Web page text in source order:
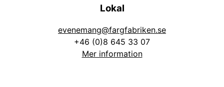
Lokal
evenemang@fargfabriken.se
+46 (0)8 645 33 07
Mer information